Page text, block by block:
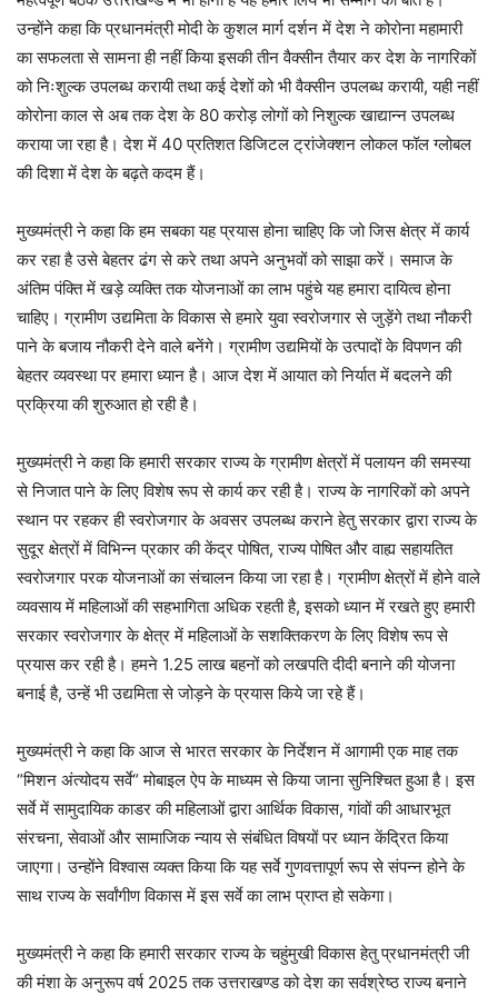
उन्होंने कहा कि प्रधानमंत्री मोदी के कुशल मार्ग दर्शन में देश ने कोरोना महामारी
का सफलता से सामना ही नहीं किया इसकी तीन वैक्सीन तैयार कर देश के नागरिकों
को निःशुल्क उपलब्ध करायी तथा कई देशों को भी वैक्सीन उपलब्ध करायी, यही नहीं
कोरोना काल से अब तक देश के 80 करोड़ लोगों को निशुल्क खाद्यान्न उपलब्ध
कराया जा रहा है। देश में 40 प्रतिशत डिजिटल ट्रांजेक्शन लोकल फॉल ग्लोबल
की दिशा में देश के बढ़ते कदम हैं।
मुख्यमंत्री ने कहा कि हम सबका यह प्रयास होना चाहिए कि जो जिस क्षेत्र में कार्य
कर रहा है उसे बेहतर ढंग से करे तथा अपने अनुभवों को साझा करें। समाज के
अंतिम पंक्ति में खड़े व्यक्ति तक योजनाओं का लाभ पहुंचे यह हमारा दायित्व होना
चाहिए। ग्रामीण उद्यमिता के विकास से हमारे युवा स्वरोजगार से जुड़ेंगे तथा नौकरी
पाने के बजाय नौकरी देने वाले बनेंगे। ग्रामीण उद्यमियों के उत्पादों के विपणन की
बेहतर व्यवस्था पर हमारा ध्यान है। आज देश में आयात को निर्यात में बदलने की
प्रक्रिया की शुरुआत हो रही है।
मुख्यमंत्री ने कहा कि हमारी सरकार राज्य के ग्रामीण क्षेत्रों में पलायन की समस्या
से निजात पाने के लिए विशेष रूप से कार्य कर रही है। राज्य के नागरिकों को अपने
स्थान पर रहकर ही स्वरोजगार के अवसर उपलब्ध कराने हेतु सरकार द्वारा राज्य के
सुदूर क्षेत्रों में विभिन्न प्रकार की केंद्र पोषित, राज्य पोषित और वाह्य सहायतित
स्वरोजगार परक योजनाओं का संचालन किया जा रहा है। ग्रामीण क्षेत्रों में होने वाले
व्यवसाय में महिलाओं की सहभागिता अधिक रहती है, इसको ध्यान में रखते हुए हमारी
सरकार स्वरोजगार के क्षेत्र में महिलाओं के सशक्तिकरण के लिए विशेष रूप से
प्रयास कर रही है। हमने 1.25 लाख बहनों को लखपति दीदी बनाने की योजना
बनाई है, उन्हें भी उद्यमिता से जोड़ने के प्रयास किये जा रहे हैं।
मुख्यमंत्री ने कहा कि आज से भारत सरकार के निर्देशन में आगामी एक माह तक
“मिशन अंत्योदय सर्वे“ मोबाइल ऐप के माध्यम से किया जाना सुनिश्चित हुआ है। इस
सर्वे में सामुदायिक काडर की महिलाओं द्वारा आर्थिक विकास, गांवों की आधारभूत
संरचना, सेवाओं और सामाजिक न्याय से संबंधित विषयों पर ध्यान केंद्रित किया
जाएगा। उन्होंने विश्वास व्यक्त किया कि यह सर्वे गुणवत्तापूर्ण रूप से संपन्न होने के
साथ राज्य के सर्वांगीण विकास में इस सर्वे का लाभ प्राप्त हो सकेगा।
मुख्यमंत्री ने कहा कि हमारी सरकार राज्य के चहुंमुखी विकास हेतु प्रधानमंत्री जी
की मंशा के अनुरूप वर्ष 2025 तक उत्तराखण्ड को देश का सर्वश्रेष्ठ राज्य बनाने